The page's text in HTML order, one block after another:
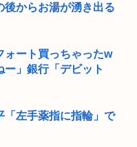
後からお湯が湧き出る
ォート買っちゃったw
」銀行「デビット
「左手薬指に指輪」で